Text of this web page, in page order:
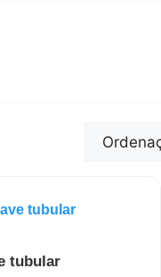
tubular